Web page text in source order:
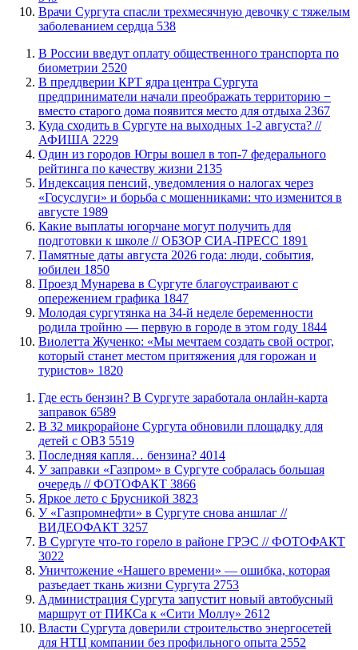
​Врачи Сургута спасли трехмесячную девочку с тяжелым
заболеванием сердца 538
В России введут оплату общественного транспорта по
биометрии 2520
​В преддверии КРТ ядра центра Сургута
предприниматели начали преображать территорию −
вместо старого дома появится место для отдыха 2367
​Куда сходить в Сургуте на выходных 1-2 августа? //
АФИША 2229
Один из городов Югры вошел в топ-7 федерального
рейтинга по качеству жизни 2135
​Индексация пенсий, уведомления о налогах через
«Госуслуги» и борьба с мошенниками: что изменится в
августе 1989
Какие выплаты югорчане могут получить для
подготовки к школе // ОБЗОР СИА-ПРЕСС 1891
​Памятные даты августа 2026 года: люди, события,
юбилеи 1850
​Проезд Мунарева в Сургуте благоустраивают с
опережением графика 1847
Молодая сургутянка на 34-й неделе беременности
родила тройню — первую в городе в этом году 1844
Виолетта Жученко: «Мы мечтаем создать свой острог,
который станет местом притяжения для горожан и
туристов» 1820
​Где есть бензин? В Сургуте заработала онлайн-карта
заправок 6589
В 32 микрорайоне Сургута обновили площадку для
детей с ОВЗ 5519
​Последняя капля… бензина? 4014
​У заправки «Газпром» в Сургуте собралась большая
очередь // ФОТОФАКТ 3866
Яркое лето с Брусникой 3823
У «Газпромнефти» в Сургуте снова аншлаг //
ВИДЕОФАКТ 3257
​В Сургуте что-то горело в районе ГРЭС // ФОТОФАКТ
3022
​Уничтожение «Нашего времени» — ошибка, которая
разъедает ткань жизни Сургута 2753
​Администрация Сургута запустит новый автобусный
маршрут от ПИКСа к «Сити Моллу» 2612
Власти Сургута доверили строительство энергосетей
для НТЦ компании без профильного опыта 2552